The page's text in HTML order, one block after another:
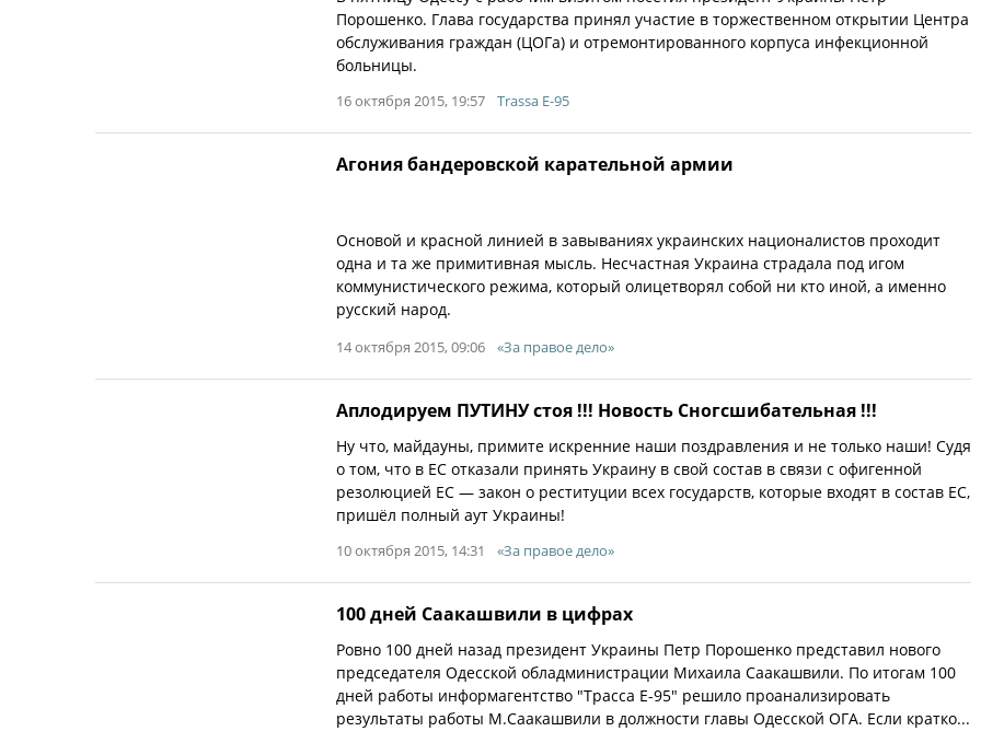
Порошенко. Глава государства принял участие в торжественном открытии Центра
обслуживания граждан (ЦОГа) и отремонтированного корпуса инфекционной
больницы.
16 октября 2015, 19:57 Trassa E-95
Агония бандеровской карательной армии
Основой и красной линией в завываниях украинских националистов проходит
одна и та же примитивная мысль. Несчастная Украина страдала под игом
коммунистического режима, который олицетворял собой ни кто иной, а именно
русский народ.
14 октября 2015, 09:06 «За правое дело»
Аплодируем ПУТИНУ стоя !!! Новость Сногсшибательная !!!
Ну что, майдауны, примите искренние наши поздравления и не только наши! Судя
о том, что в ЕС отказали принять Украину в свой состав в связи с офигенной
резолюцией ЕС — закон о реституции всех государств, которые входят в состав ЕС,
пришёл полный аут Украины!
10 октября 2015, 14:31 «За правое дело»
100 дней Саакашвили в цифрах
Ровно 100 дней назад президент Украины Петр Порошенко представил нового
председателя Одесской обладминистрации Михаила Саакашвили. По итогам 100
дней работы информагентство "Трасса Е-95" решило проанализировать
результаты работы М.Саакашвили в должности главы Одесской ОГА. Если кратко...